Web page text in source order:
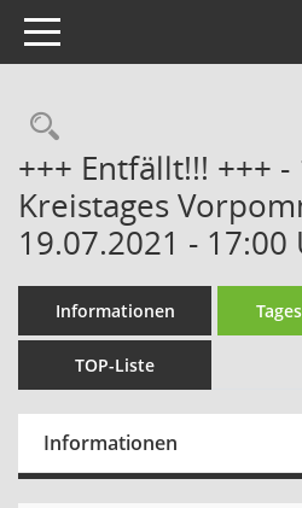
Toggle navigation
Rechercheauswahl
+++ Entfällt!!! +++
Kreistages
19.07.2021 - 17:00
Informationen
TOP-Liste
Informationen